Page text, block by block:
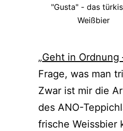
"Gusta" - das
Weißbier
„Geht in Ordnung
Frage, was man
Zwar ist mir die
des ANO-
frische Weissbier